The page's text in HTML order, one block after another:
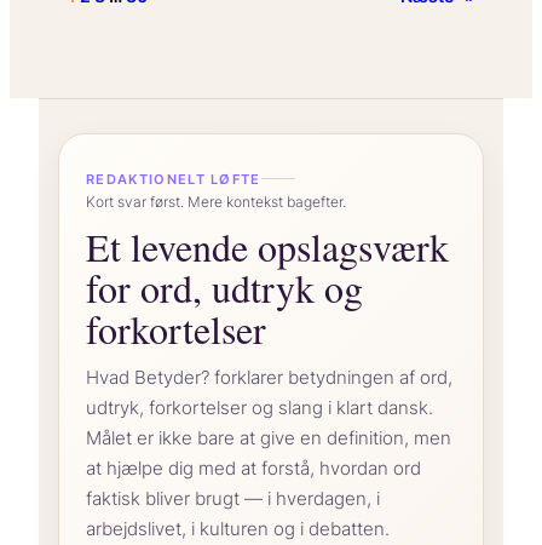
og
bruges
“
REDAKTIONELT LØFTE
Kort svar først. Mere kontekst bagefter.
Et levende opslagsværk
for ord, udtryk og
forkortelser
Hvad Betyder? forklarer betydningen af ord,
udtryk, forkortelser og slang i klart dansk.
Målet er ikke bare at give en definition, men
at hjælpe dig med at forstå, hvordan ord
faktisk bliver brugt — i hverdagen, i
arbejdslivet, i kulturen og i debatten.